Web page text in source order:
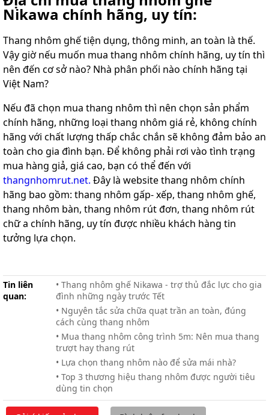
Nikawa chính hãng, uy tín:
Thang nhôm ghế tiện dụng, thông minh, an toàn là thế.
Vậy giờ nếu muốn mua thang nhôm chính hãng, uy tín thì
nên đến cơ sở nào? Nhà phân phối nào chính hãng tại
Việt Nam?
Nếu đã chọn mua thang nhôm thì nên chọn sản phẩm
chính hãng, những loại thang nhôm giá rẻ, không chính
hãng với chất lượng thấp chắc chắn sẽ không đảm bảo an
toàn cho gia đình bạn. Để không phải rơi vào tình trạng
mua hàng giả, giá cao, bạn có thể đến với
thangnhomrut.net. Đây là website thang nhôm chính
hãng bao gồm: thang nhôm gấp- xếp, thang nhôm ghế,
thang nhôm bàn, thang nhôm rút đơn, thang nhôm rút
chữ a chính hãng, uy tín được nhiều khách hàng tin
tưởng lựa chọn.
Tin liên
quan:
• Thang nhôm ghế Nikawa - trợ thủ đắc lực cho gia
đình những ngày trước Tết
• Nguyên tắc sửa chữa quạt trần an toàn, đúng
cách cùng thang nhôm
• Mua thang nhôm công trình 5m: Nên mua thang
trượt hay thang rút
• Lựa chọn thang nhôm nào để sửa mái nhà?
• Top 3 thương hiệu thang nhôm được người tiêu
dùng tin chọn